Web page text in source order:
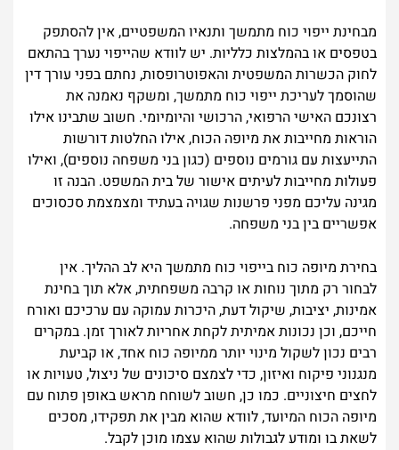
מבחינת ייפוי כוח מתמשך ותנאיו המשפטיים, אין להסתפק
בטפסים או בהמלצות כלליות. יש לוודא שהייפוי נערך בהתאם
לחוק הכשרות המשפטית והאפוטרופסות, נחתם בפני עורך דין
שהוסמך לעריכת ייפוי כוח מתמשך, ומשקף נאמנה את
רצונכם האישי הרפואי, הרכושי והיומיומי. חשוב שתבינו אילו
הוראות מחייבות את מיופה הכוח, אילו החלטות דורשות
התייעצות עם גורמים נוספים (כגון בני משפחה נוספים), ואילו
פעולות מחייבות לעיתים אישור של בית המשפט. הבנה זו
מגינה עליכם מפני פרשנות שגויה בעתיד ומצמצמת סכסוכים
אפשריים בין בני משפחה.
בחירת מיופה כוח בייפוי כוח מתמשך היא לב ההליך. אין
לבחור רק מתוך נוחות או קרבה משפחתית, אלא תוך בחינת
אמינות, יציבות, שיקול דעת, היכרות עמוקה עם ערכיכם ואורח
חייכם, וכן נכונות אמיתית לקחת אחריות לאורך זמן. במקרים
רבים נכון לשקול מינוי יותר ממיופה כוח אחד, או קביעת
מנגנוני פיקוח ואיזון, כדי לצמצם סיכונים של ניצול, טעויות או
לחצים חיצוניים. כמו כן, חשוב לשוחח מראש באופן פתוח עם
מיופה הכוח המיועד, לוודא שהוא מבין את תפקידו, מסכים
לשאת בו ומודע לגבולות שהוא עצמו מוכן לקבל.